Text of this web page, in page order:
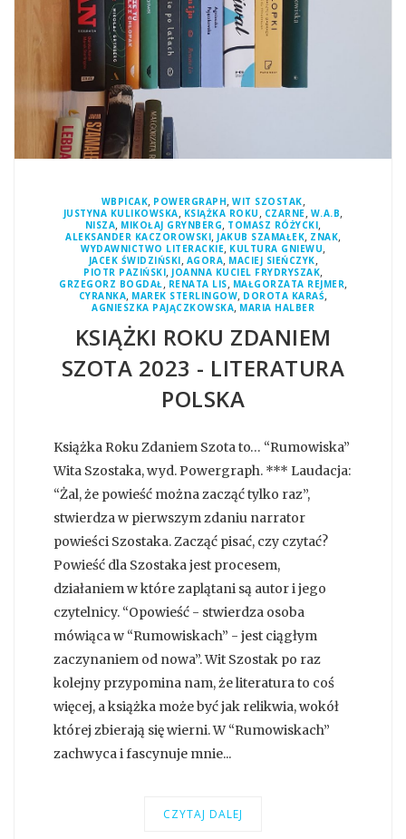
WBPICAK, POWERGRAPH, WIT SZOSTAK,
JUSTYNA KULIKOWSKA, KSIĄŻKA ROKU , CZARNE, W.A.B,
NISZA, MIKOŁAJ GRYNBERG, TOMASZ RÓŻYCKI,
ALEKSANDER KACZOROWSKI, JAKUB SZAMAŁEK, ZNAK,
WYDAWNICTWO LITERACKIE, KULTURA GNIEWU,
JACEK ŚWIDZIŃSKI, AGORA, MACIEJ SIEŃCZYK,
PIOTR PAZIŃSKI, JOANNA KUCIEL FRYDRYSZAK,
GRZEGORZ BOGDAŁ, RENATA LIS, MAŁGORZATA REJMER,
CYRANKA, MAREK STERLINGOW, DOROTA KARAŚ,
AGNIESZKA PAJĄCZKOWSKA, MARIA HALBER
KSIĄŻKI ROKU ZDANIEM
SZOTA 2023 - LITERATURA
POLSKA
Książka Roku Zdaniem Szota to… “Rumowiska”
Wita Szostaka, wyd. Powergraph. *** Laudacja:
“Żal, że powieść można zacząć tylko raz”,
stwierdza w pierwszym zdaniu narrator
powieści Szostaka. Zacząć pisać, czy czytać?
Powieść dla Szostaka jest procesem,
działaniem w które zaplątani są autor i jego
czytelnicy. “Opowieść - stwierdza osoba
mówiąca w “Rumowiskach” - jest ciągłym
zaczynaniem od nowa”. Wit Szostak po raz
kolejny przypomina nam, że literatura to coś
więcej, a książka może być jak relikwia, wokół
której zbierają się wierni. W “Rumowiskach”
zachwyca i fascynuje mnie...
CZYTAJ DALEJ